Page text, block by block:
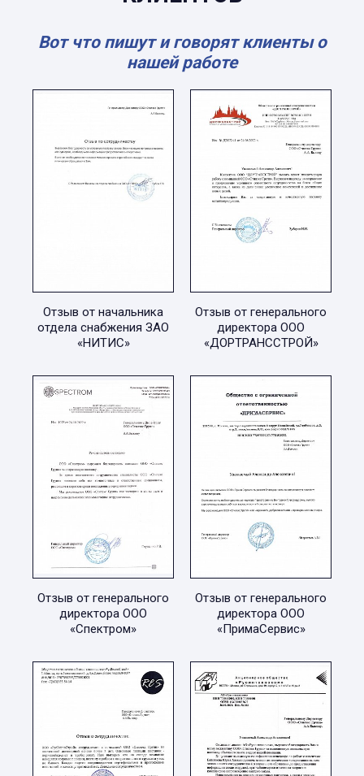
Вот что пишут и говорят клиенты о
нашей работе
Отзыв от начальника
отдела снабжения ЗАО
«НИТИС»
Отзыв от генерального
директора ООО
«ДОРТРАНССТРОЙ»
Отзыв от генерального
директора ООО
«Спектром»
Отзыв от генерального
директора ООО
«ПримаСервис»